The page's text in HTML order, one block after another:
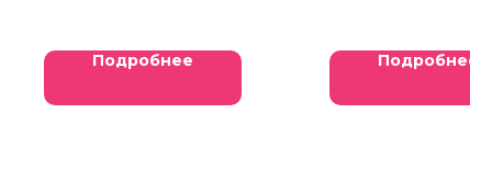
Подробнее Подробнее